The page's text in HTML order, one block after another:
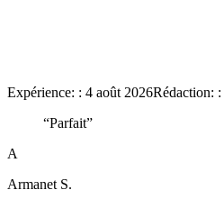
Expérience: : 4 août 2026Rédaction: :
“Parfait”
A
Armanet S.